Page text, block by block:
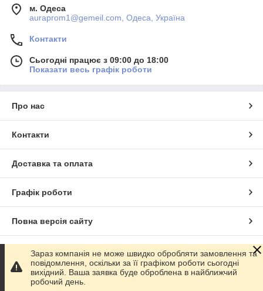
м. Одеса
auraprom1@gemeil.com, Одеса, Україна
Контакти
Сьогодні працює з 09:00 до 18:00
Показати весь графік роботи
Про нас
Контакти
Доставка та оплата
Графік роботи
Повна версія сайту
Сайт створено на маркетплейсіProm.ua
Політика конфіденційності
Зараз компанія не може швидко обробляти замовлення та
повідомлення, оскільки за її графіком роботи сьогодні
вихідний. Ваша заявка буде оброблена в найближчий
робочий день.